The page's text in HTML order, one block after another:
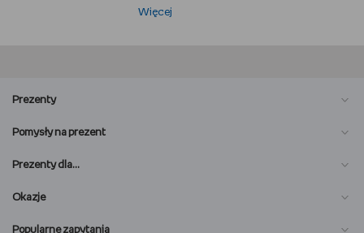
Więcej
Prezenty
Pomysły na prezent
Prezenty dla…
Okazje
Popularne zapytania